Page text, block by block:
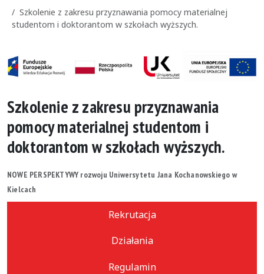
Szkolenie z zakresu przyznawania pomocy materialnej
studentom i doktorantom w szkołach wyższych.
Szkolenie z zakresu przyznawania
pomocy materialnej studentom i
doktorantom w szkołach wyższych.
NOWE PERSPEKTYWY rozwoju Uniwersytetu Jana Kochanowskiego w
Kielcach
Rekrutacja
Działania
Regulamin